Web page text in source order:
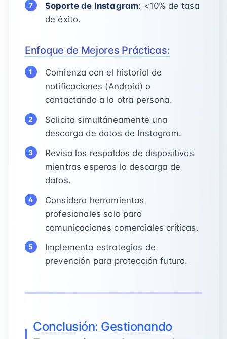
Soporte de Instagram: <10% de tasa
de éxito.
Enfoque de Mejores Prácticas:
Comienza con el historial de
notificaciones (Android) o
contactando a la otra persona.
Solicita simultáneamente una
descarga de datos de Instagram.
Revisa los respaldos de dispositivos
mientras esperas la descarga de
datos.
Considera herramientas
profesionales solo para
comunicaciones comerciales críticas.
Implementa estrategias de
prevención para protección futura.
Conclusión: Gestionando